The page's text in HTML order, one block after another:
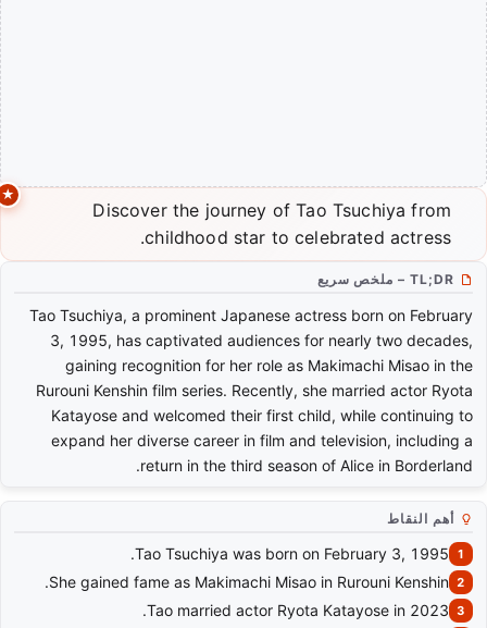
Discover the journey of Tao Tsuchiya from
childhood star to celebrated actress.
TL;DR – ملخص سريع
Tao Tsuchiya, a prominent Japanese actress born on February
3, 1995, has captivated audiences for nearly two decades,
gaining recognition for her role as Makimachi Misao in the
Rurouni Kenshin film series. Recently, she married actor Ryota
Katayose and welcomed their first child, while continuing to
expand her diverse career in film and television, including a
return in the third season of Alice in Borderland.
أهم النقاط
Tao Tsuchiya was born on February 3, 1995.
She gained fame as Makimachi Misao in Rurouni Kenshin.
Tao married actor Ryota Katayose in 2023.